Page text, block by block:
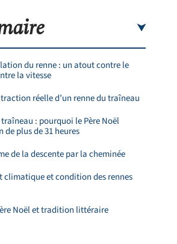
du renne : un atout contre le
la vitesse
réelle d’un renne du traîneau
: pourquoi le Père Noël
de plus de 31 heures
de la descente par la cheminée
climatique et condition des rennes
Noël et tradition littéraire